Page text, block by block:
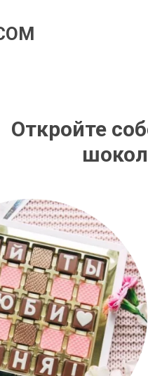
Откройте